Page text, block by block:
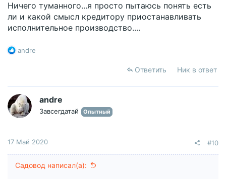
Ничего туманного...я просто пытаюсь понять есть
ли и какой смысл кредитору приостанавливать
исполнительное производство....
Р
ц
и
и
:
andre
Ответить Ник в ответ
andre
Завсегдатай Опытный
17 Май 2020 #10
Садовод написал(а):